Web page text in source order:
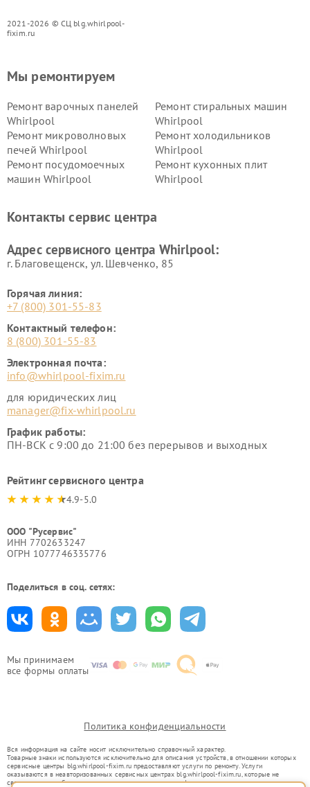
2021-2026 © СЦ blg.whirlpool-
fixim.ru
Мы принимаем
все формы оплаты
Мы ремонтируем
Ремонт варочных панелей
Whirlpool
Ремонт стиральных машин
Whirlpool
Ремонт микроволновых
печей Whirlpool
Ремонт холодильников
Whirlpool
Ремонт посудомоечных
машин Whirlpool
Ремонт кухонных плит
Whirlpool
Контакты сервис центра
Адрес сервисного центра Whirlpool:
г. Благовещенск, ул. Шевченко, 85
Горячая линия:
+7 (800) 301-55-83
Контактный телефон:
8 (800) 301-55-83
Электронная почта:
info@whirlpool-fixim.ru
для юридических лиц
manager@fix-whirlpool.ru
График работы:
ПН-ВСК с 9:00 до 21:00 без перерывов и выходных
Рейтинг сервисного центра
4.9-5.0
ООО "Русервис"
ИНН 7702633247
ОГРН 1077746335776
Поделиться в соц. сетях:
Политика конфиденциальности
Вся информация на сайте носит исключительно справочный характер.
Товарные знаки используются исключительно для описания устройств, в отношении которых
сервисные центры blg.whirlpool-fixim.ru предоставляют услуги по ремонту. Услуги
оказываются в неавторизованных сервисных центрах blg.whirlpool-fixim.ru, которые не
связаны с правообладателями товарных знаков или их официальными представителями.